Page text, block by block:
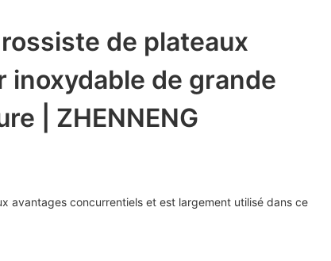
de plateaux
inoxydable de grande
| ZHENNENG
avantages concurrentiels et est largement utilisé dans ce